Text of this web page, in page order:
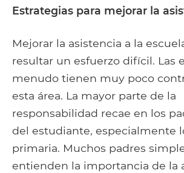
Estrategias para mejorar la
Mejorar la asistencia a la
resultar un esfuerzo difícil. Las
menudo tienen muy poco
esta área. La mayor parte de la
responsabilidad recae en los
del estudiante, especialmente
primaria. Muchos padres
entienden la importancia de la